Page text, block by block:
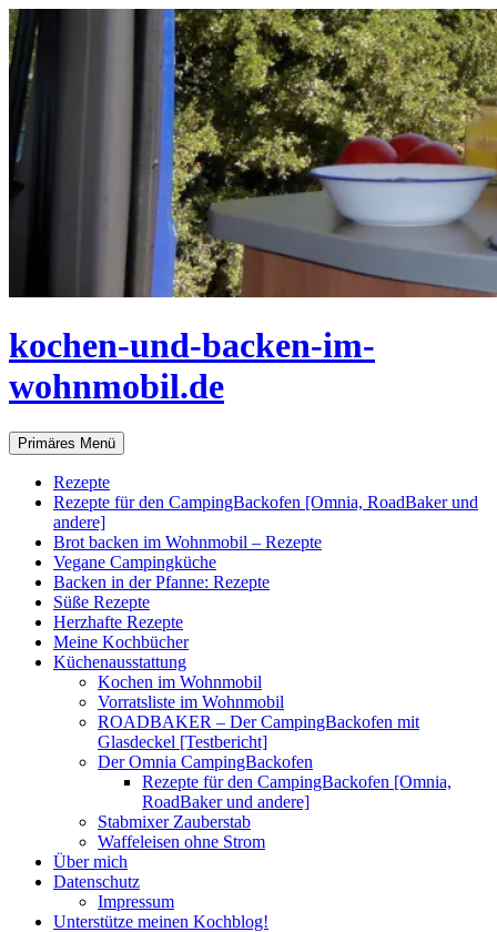
Zum
Inhalt
springen
kochen-und-backen-im-
wohnmobil.de
Suchen
Primäres Menü
Rezepte
Rezepte für den CampingBackofen [Omnia, RoadBaker und
andere]
Brot backen im Wohnmobil – Rezepte
Vegane Campingküche
Backen in der Pfanne: Rezepte
Süße Rezepte
Herzhafte Rezepte
Meine Kochbücher
Küchenausstattung
Kochen im Wohnmobil
Vorratsliste im Wohnmobil
ROADBAKER – Der CampingBackofen mit
Glasdeckel [Testbericht]
Der Omnia CampingBackofen
Rezepte für den CampingBackofen [Omnia,
RoadBaker und andere]
Stabmixer Zauberstab
Waffeleisen ohne Strom
Über mich
Datenschutz
Impressum
Unterstütze meinen Kochblog!